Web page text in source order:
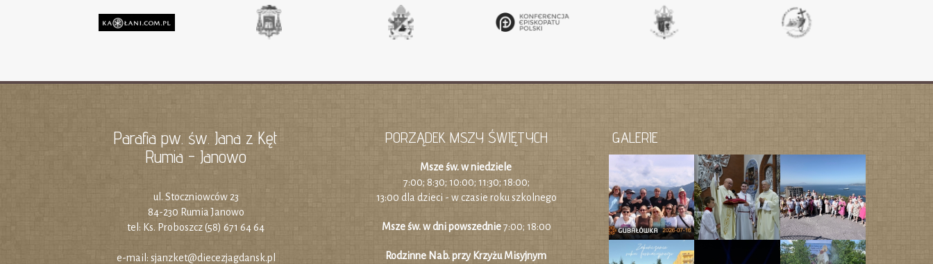
Parafia pw. św. Jana z Kęt
Rumia - Janowo
ul. Stoczniowców 23
84-230 Rumia Janowo
tel: Ks. Proboszcz (58) 671 64 64
e-mail: sjanzket@diecezjagdansk.pl
PORZĄDEK MSZY ŚWIĘTYCH
Msze św. w niedziele
7:00; 8:30; 10:00; 11:30; 18:00;
13:00 dla dzieci - w czasie roku szkolnego
Msze św. w dni powszednie7:00; 18:00
Rodzinne Nab. przy Krzyżu Misyjnym
GALERIE